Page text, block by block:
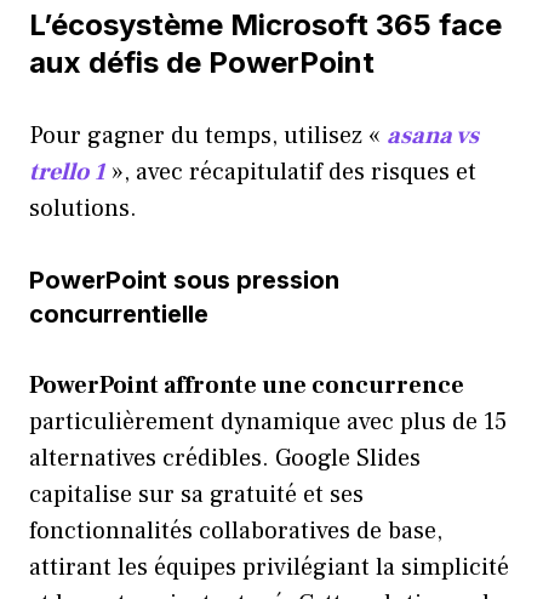
L’écosystème Microsoft 365 face
aux défis de PowerPoint
Pour gagner du temps, utilisez « asana vs
trello 1 », avec récapitulatif des risques et
solutions.
PowerPoint sous pression
concurrentielle
PowerPoint affronte une concurrence
particulièrement dynamique avec plus de 15
alternatives crédibles. Google Slides
capitalise sur sa gratuité et ses
fonctionnalités collaboratives de base,
attirant les équipes privilégiant la simplicité